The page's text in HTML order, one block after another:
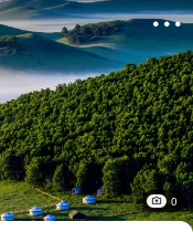

0